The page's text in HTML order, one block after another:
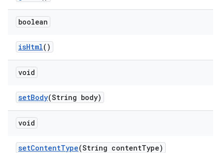
boolean
isHtml()
void
setBody(String body)
void
setContentType(String contentType)